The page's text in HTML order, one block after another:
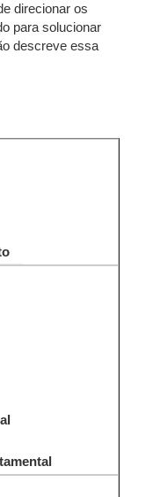
direcionar os
para solucionar
descreve essa